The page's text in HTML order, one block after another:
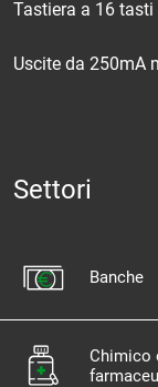
Tastiera a 16
Uscite da 250mA
Settori
Banche
Chimico